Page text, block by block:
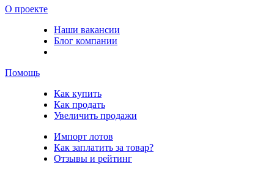
О проекте
Наши вакансии
Блог компании
Помощь
Как купить
Как продать
Увеличить продажи
Импорт лотов
Как заплатить за товар?
Отзывы и рейтинг